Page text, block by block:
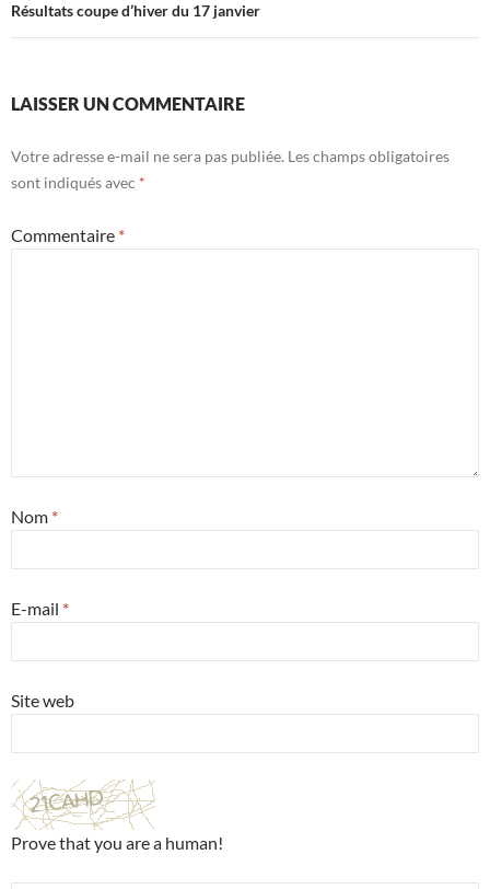
Résultats coupe d’hiver du 17 janvier
LAISSER UN COMMENTAIRE
Votre adresse e-mail ne sera pas publiée. Les champs obligatoires
sont indiqués avec *
Commentaire *
Nom *
E-mail *
Site web
Prove that you are a human!